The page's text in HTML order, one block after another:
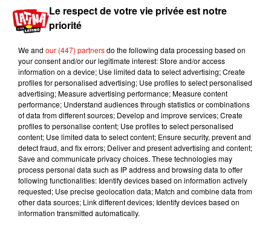
más feliz del mundo. Ya estoy ansioso por
conocerte Amelia Huertas Olivo, cuando leas
oraciones, q te esperaba incluso desde antes de
concebirte y q desde ya eres mi princesa y voy a
amarte y cuidarte con todas mis fuerzas.
�xÈxÈ�xRÈx~ #FamiliaDe4 #EsUnaNiña
#AmeliaHO �x�: Gracias @rickysportfolio
por capturar otro de los mejores momentos de
nuestras vidas!!
Une publication partagée parJuan David Huertas�xÈ
Heureux sur le plan personnel, les artistes
colombiens le sont également dans leur carrière
Le respect de votre vie privée est notre
priorité
We and our (447) partnersdo the following data processing based on
your consent and/or our legitimate interest: Store and/or access
information on a device; Use limited data to select advertising; Create
profiles for personalised advertising; Use profiles to select personalised
advertising; Measure advertising performance; Measure content
performance; Understand audiences through statistics or combinations
of data from different sources; Develop and improve services; Create
profiles to personalise content; Use profiles to select personalised
content; Use limited data to select content; Ensure security, prevent and
detect fraud, and fix errors; Deliver and present advertising and content;
Save and communicate privacy choices. These technologies may
process personal data such as IP address and browsing data to offer
following functionalities: Identify devices based on information actively
requested; Use precise geolocation data; Match and combine data from
other data sources; Link different devices; Identify devices based on
information transmitted automatically.